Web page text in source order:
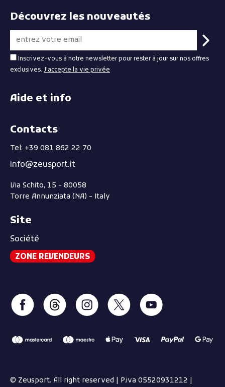
Découvrez les nouveautés
Inscrivez-vous à notre newsletter pour rester à jour sur nos offres
exclusives. J'accepte la vie privée
Aide et info
Contacts
Tel: +39 081 862 22 70
info@zeusport.it
Via Schito, 15 - 80058
Torre Annunziata (NA) - Italy
Site
Société
ZONE REVENDEURS
© Zeusport. All right reserved | P.iva 05520931212 |